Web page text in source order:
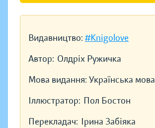
Видавництво: #Knigolove
Автор: Олдріх Ружичка
Мова видання: Українська мова
Іллюстратор: Пол Бостон
Перекладач: Ірина Забіяка